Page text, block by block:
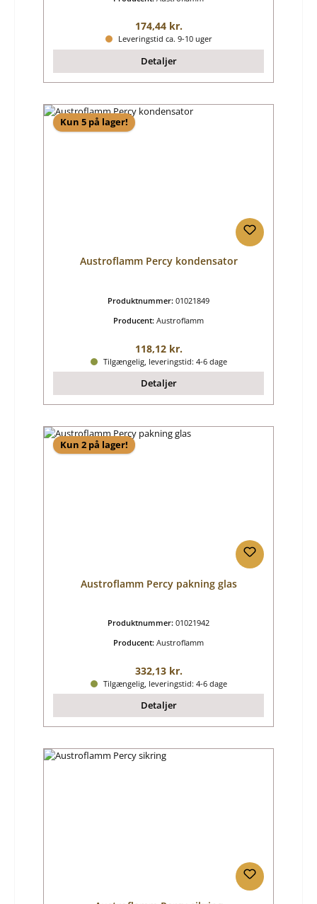
Almindelig pris:
174,44 kr.
Leveringstid ca. 9-10 uger
Detaljer
Kun 5 på lager!
Austroflamm Percy kondensator
Produktnummer: 01021849
Producent: Austroflamm
Almindelig pris:
118,12 kr.
Tilgængelig, leveringstid: 4-6 dage
Detaljer
Kun 2 på lager!
Austroflamm Percy pakning glas
Produktnummer: 01021942
Producent: Austroflamm
Almindelig pris:
332,13 kr.
Tilgængelig, leveringstid: 4-6 dage
Detaljer